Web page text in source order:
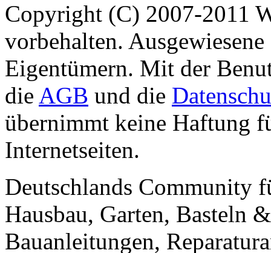
Copyright (C) 2007-2011
vorbehalten.
Eigentümern. Mit der
die AGB und die
übernimmt keine Haftung
Internetseiten.
Deutschlands Community
Hausbau, Garten, Basteln
Bauanleitungen,